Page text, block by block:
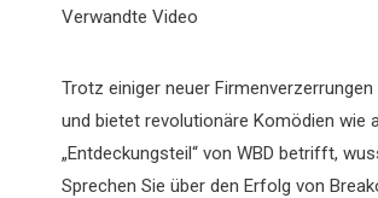
Verwandte Video
Trotz einiger neuer
und bietet revolutionäre Komödien wie
„Entdeckungsteil“ von WBD betrifft,
Sprechen Sie über den Erfolg von